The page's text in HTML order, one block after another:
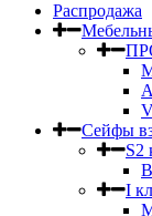
Распродажа
Сейфы
S2
I